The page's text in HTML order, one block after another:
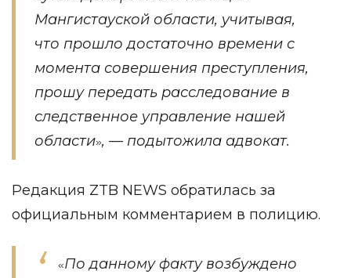
Мангистауской области, учитывая,
что прошло достаточно времени с
момента совершения преступления,
прошу передать расследование в
следственное управление нашей
области», — подытожила адвокат.
Редакция ZTB NEWS обратилась за
официальным комментарием в полицию.
«По данному факту возбуждено